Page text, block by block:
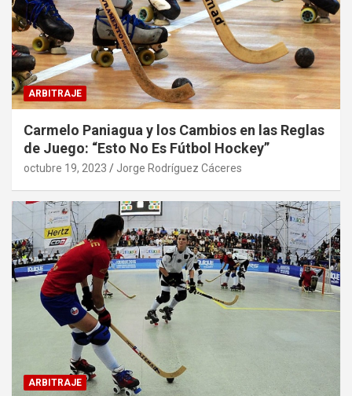
ARBITRAJE
Carmelo Paniagua y los Cambios en las Reglas
de Juego: “Esto No Es Fútbol Hockey”
octubre 19, 2023 Jorge Rodríguez Cáceres
ARBITRAJE